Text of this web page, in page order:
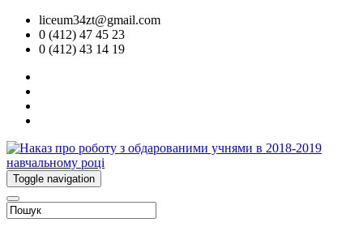
liceum34zt@gmail.com
0 (412) 47 45 23
0 (412) 43 14 19
Toggle navigation